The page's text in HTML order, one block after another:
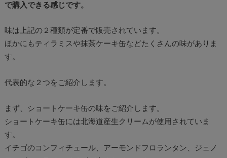
で購入できる感じです。
味は上記の２種類が定番で販売されています。
ほかにもティラミスや抹茶ケーキ缶などたくさんの味がありま
す。
代表的な２つをご紹介します。
まず、ショートケーキ缶の味をご紹介します。
ショートケーキ缶には北海道産生クリームが使用されていま
す。
イチゴのコンフィチュール、アーモンドフロランタン、ジェノ